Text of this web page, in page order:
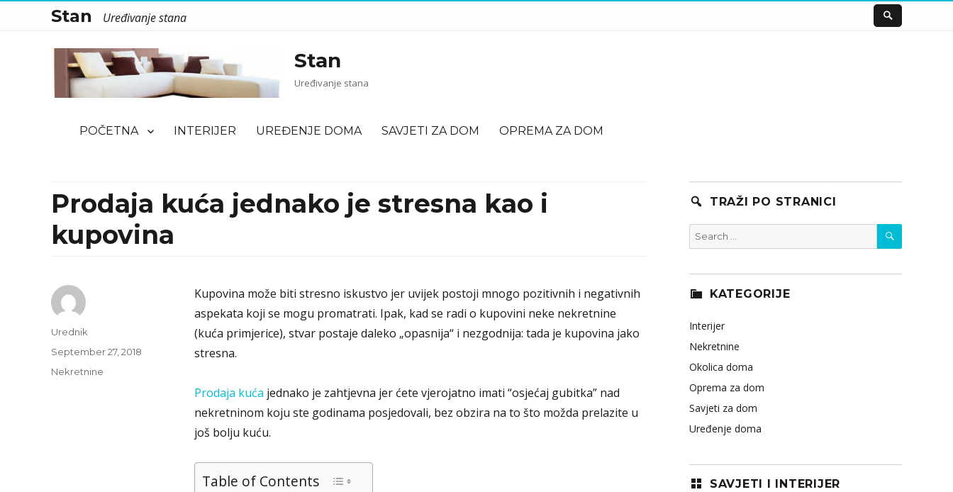
Stan Uređivanje stana
Stan
Uređivanje stana
POČETNA INTERIJER UREĐENJE DOMA SAVJETI ZA DOM OPREMA ZA DOM
Prodaja kuća jednako je stresna kao i
kupovina
Kupovina može biti stresno iskustvo jer uvijek postoji mnogo pozitivnih i negativnih
aspekata koji se mogu promatrati. Ipak, kad se radi o kupovini neke nekretnine
(kuća primjerice), stvar postaje daleko „opasnija“ i nezgodnija: tada je kupovina jako
stresna.
Prodaja kuća jednako je zahtjevna jer ćete vjerojatno imati “osjećaj gubitka” nad
nekretninom koju ste godinama posjedovali, bez obzira na to što možda prelazite u
još bolju kuću.
Table of Contents
Author
Urednik
Posted
September 27, 2018
Categories
Nekretnine
TRAŽI PO STRANICI
Search
for:
SEARCH
KATEGORIJE
Interijer
Nekretnine
Okolica doma
Oprema za dom
Savjeti za dom
Uređenje doma
SAVJETI I INTERIJER